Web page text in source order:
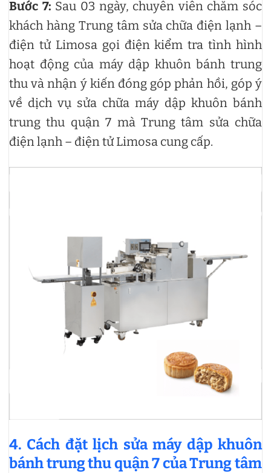
Bước 7: Sau 03 ngày, chuyên viên chăm sóc
khách hàng Trung tâm sửa chữa điện lạnh –
điện tử Limosa gọi điện kiểm tra tình hình
hoạt động của máy dập khuôn bánh trung
thu và nhận ý kiến đóng góp phản hồi, góp ý
về dịch vụ sửa chữa máy dập khuôn bánh
trung thu quận 7 mà Trung tâm sửa chữa
điện lạnh – điện tử Limosa cung cấp.
4. Cách đặt lịch sửa máy dập khuôn
bánh trung thu quận 7 của Trung tâm